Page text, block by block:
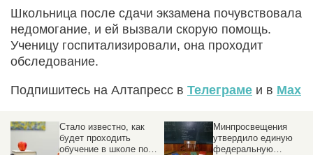
Школьница после сдачи экзамена почувствовала
недомогание, и ей вызвали скорую помощь.
Ученицу госпитализировали, она проходит
обследование.
Подпишитесь на Алтапресс в Телеграме и в Max
Минпросвещения
утвердило единую
федеральную
Магистратура за год.
Макет нового
образовательного